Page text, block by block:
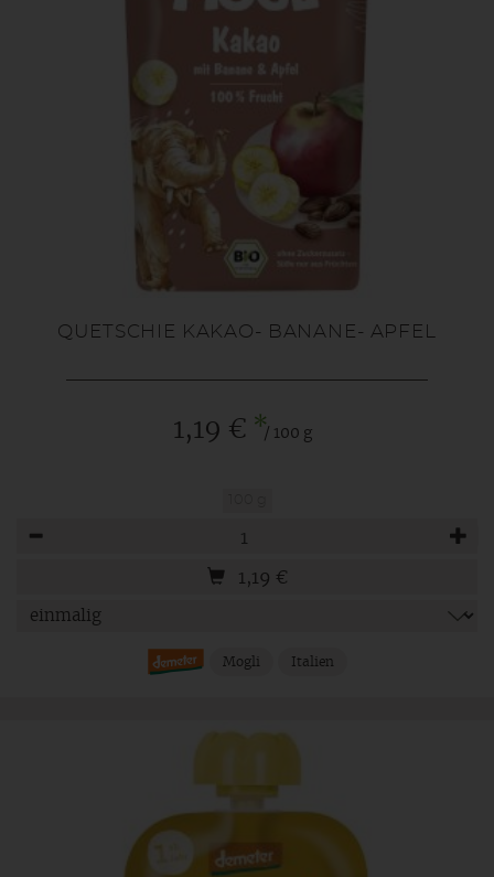
QUETSCHIE KAKAO- BANANE- APFEL
1,19 € */ 100 g
1,19 €
Mogli Italien